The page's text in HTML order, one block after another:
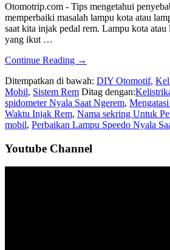
Otomotrip.com - Tips mengetahui
memperbaiki masalah lampu kota atau
saat kita injak pedal rem. Lampu kota atau
yang ikut …
Continue Reading about
Kota
dan
Lampu
Speedo
Ikut
Saat
Pedal
→
Ditempatkan di bawah: DIY Otomotif,
Mobil, Sistem Rem Ditag dengan:
spidometer Nyala Saat Ngerem,
Waktu Injak Rem, Nama sekring Untuk
mobil, Perbaikan Lampu Speedo Nyala
Sidebar
Utama
Youtube Channel